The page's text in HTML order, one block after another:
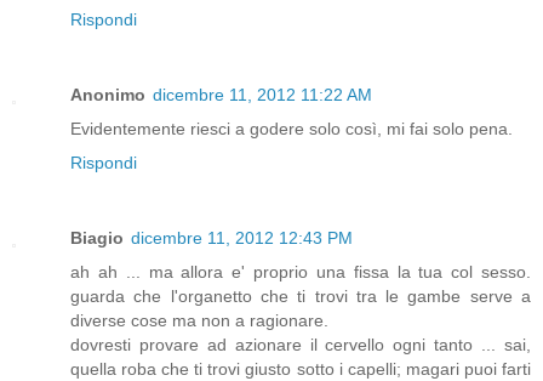
Rispondi
Anonimo dicembre 11, 2012 11:22 AM
Evidentemente riesci a godere solo così, mi fai solo pena.
Rispondi
Biagio dicembre 11, 2012 12:43 PM
ah ah ... ma allora e' proprio una fissa la tua col sesso.
guarda che l'organetto che ti trovi tra le gambe serve a
diverse cose ma non a ragionare.
dovresti provare ad azionare il cervello ogni tanto ... sai,
quella roba che ti trovi giusto sotto i capelli; magari puoi farti